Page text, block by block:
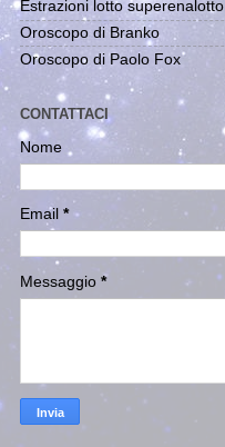
Estrazioni lotto superenalotto
Oroscopo di Branko
Oroscopo di Paolo Fox
CONTATTACI
Nome
Email *
Messaggio *